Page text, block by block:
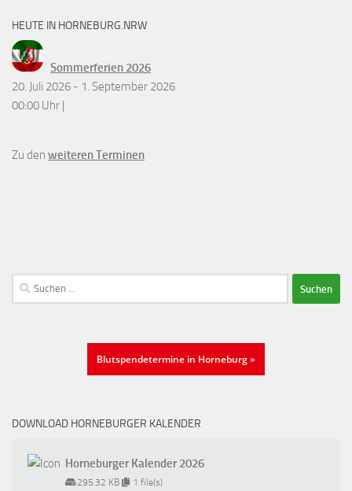
HEUTE IN HORNEBURG.NRW
Sommerferien 2026
20. Juli 2026 - 1. September 2026
00:00 Uhr |
Zu den weiteren Terminen
Suchen
nach:
Blutspendetermine in Horneburg »
DOWNLOAD HORNEBURGER KALENDER
Horneburger Kalender 2026
295.32 KB 1 file(s)